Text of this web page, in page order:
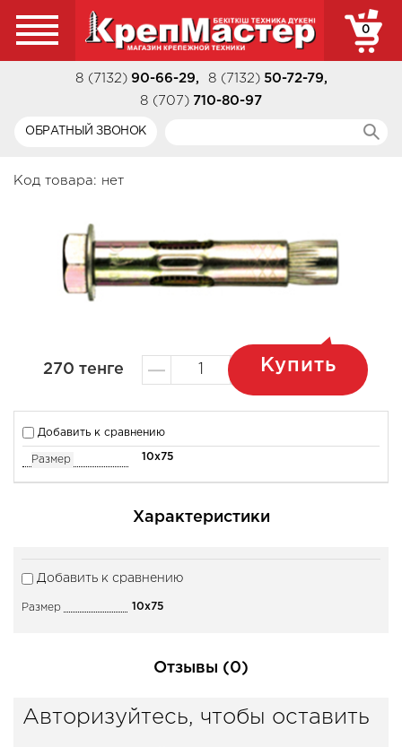
0
8 (7132) 90-66-29, 8 (7132) 50-72-79,
8 (707) 710-80-97
ОБРАТНЫЙ ЗВОНОК
Код товара: нет
270 тенге Купить
Добавить к сравнению
Размер 10х75
Характеристики
Добавить к сравнению
Размер 10х75
Отзывы (0)
Авторизуйтесь, чтобы оставить